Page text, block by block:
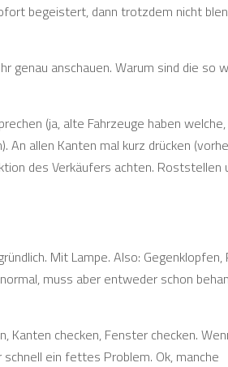
begeistert, dann trotzdem nicht
genau anschauen. Warum sind die so
(ja, alte Fahrzeuge haben
An allen Kanten mal kurz drücken
des Verkäufers achten. Roststellen
Mit Lampe. Also:
muss aber entweder schon
Kanten checken, Fenster checken.
ein fettes Problem. Ok, manche